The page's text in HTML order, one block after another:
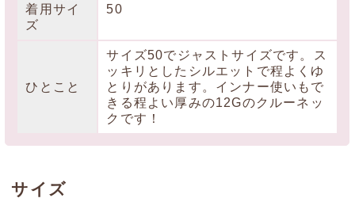
着用サイ
ズ
50
ひとこと
サイズ50でジャストサイズです。ス
ッキリとしたシルエットで程よくゆ
とりがあります。インナー使いもで
きる程よい厚みの12Gのクルーネッ
クです！
サイズ